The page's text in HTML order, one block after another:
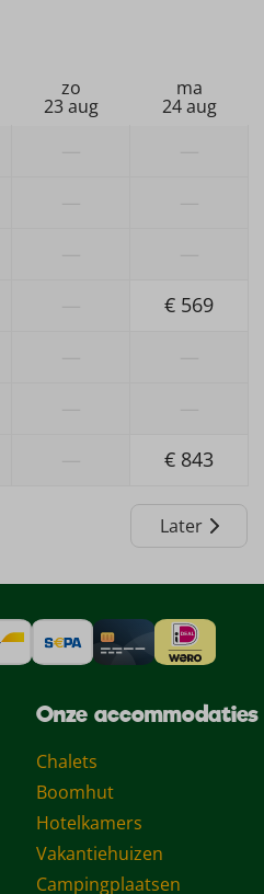
zo
23 aug
ma
24 aug
€ 569
€ 843
Later
Onze accommodaties
Chalets
Boomhut
Hotelkamers
Vakantiehuizen
Campingplaatsen